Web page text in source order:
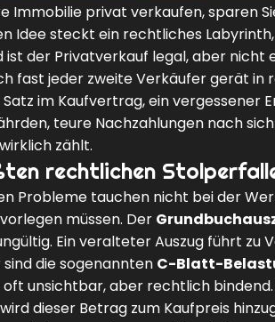
Immobilie privat verkaufen, sparen
Idee steckt ein rechtliches
ist der Privatverkauf legal, aber
fast jeder zweite Verkäufer gerät in
im Kaufvertrag, ein vergessener
teure Nachzahlungen nach
zählt.
rechtlichen
Probleme tauchen nicht bei der
müssen. Der
Ein veralteter Auszug führt zu
die sogenannten C-Blatt-
unsichtbar, aber rechtlich
dieser Betrag zum Kaufpreis